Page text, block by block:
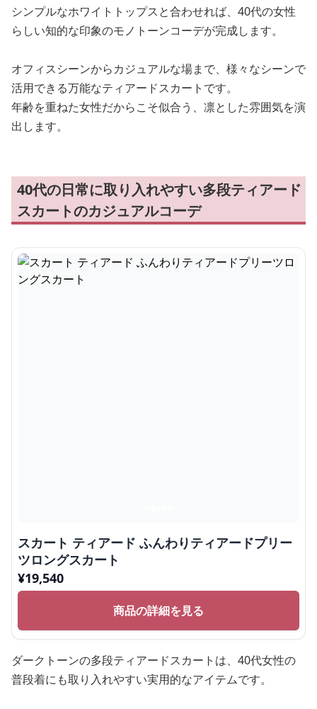
シンプルなホワイトトップスと合わせれば、40代の女性
らしい知的な印象のモノトーンコーデが完成します。
オフィスシーンからカジュアルな場まで、様々なシーンで
活用できる万能なティアードスカートです。
年齢を重ねた女性だからこそ似合う、凛とした雰囲気を演
出します。
40代の日常に取り入れやすい多段ティアード
スカートのカジュアルコーデ
スカート ティアード ふんわりティアードプリー
ツロングスカート
¥19,540
商品の詳細を見る
ダークトーンの多段ティアードスカートは、40代女性の
普段着にも取り入れやすい実用的なアイテムです。